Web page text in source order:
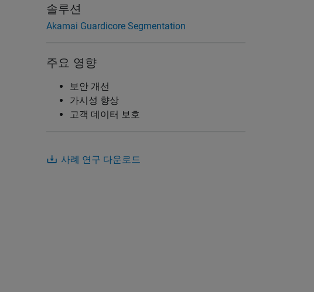
솔루션
Akamai Guardicore Segmentation
주요 영향
보안 개선
가시성 향상
고객 데이터 보호
사례 연구 다운로드